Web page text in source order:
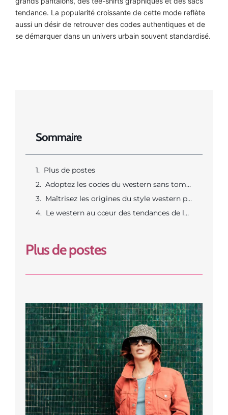
Sommaire
Plus de postes
Adoptez les codes du western sans tomber dans la caricature
Maîtrisez les origines du style western pour mieux l’adopter au quotidien
Le western au cœur des tendances de la mode urbaine
Plus de postes
tendance. La popularité croissante de cette mode reflète
aussi un désir de retrouver des codes authentiques et de
se démarquer dans un univers urbain souvent standardisé.